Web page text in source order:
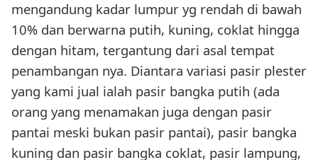
mengandung kadar lumpur yg rendah di bawah
10% dan berwarna putih, kuning, coklat hingga
dengan hitam, tergantung dari asal tempat
penambangan nya. Diantara variasi pasir plester
yang kami jual ialah pasir bangka putih (ada
orang yang menamakan juga dengan pasir
pantai meski bukan pasir pantai), pasir bangka
kuning dan pasir bangka coklat, pasir lampung,